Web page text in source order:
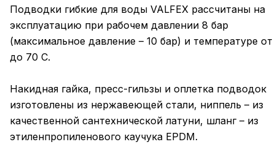
Подводки гибкие для воды VALFEX рассчитаны на
эксплуатацию при рабочем давлении 8 бар
(максимальное давление – 10 бар) и температуре от
до 70 C.
Накидная гайка, пресс-гильзы и оплетка подводок
изготовлены из нержавеющей стали, ниппель – из
качественной сантехнической латуни, шланг – из
этиленпропиленового каучука EPDM.